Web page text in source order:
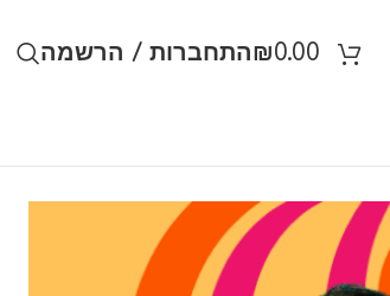
₪0.00 התחברות / הרשמה